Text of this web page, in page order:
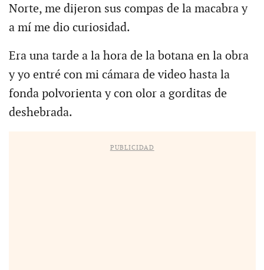
Norte, me dijeron sus compas de la macabra y
a mí me dio curiosidad.
Era una tarde a la hora de la botana en la obra
y yo entré con mi cámara de video hasta la
fonda polvorienta y con olor a gorditas de
deshebrada.
PUBLICIDAD